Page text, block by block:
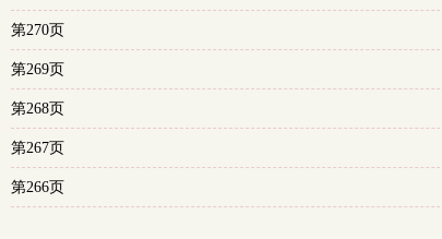
第270页
第269页
第268页
第267页
第266页